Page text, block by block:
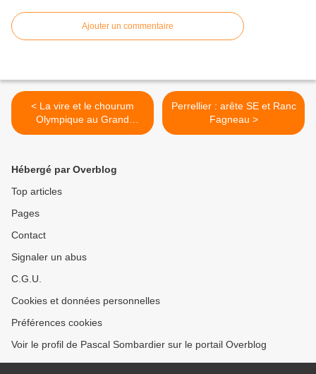
Ajouter un commentaire
< La vire et le chourum
Olympique au Grand
Ferrand
Perrellier : arête SE et Ranc
Fagneau >
Hébergé par Overblog
Top articles
Pages
Contact
Signaler un abus
C.G.U.
Cookies et données personnelles
Préférences cookies
Voir le profil de Pascal Sombardier sur le portail Overblog